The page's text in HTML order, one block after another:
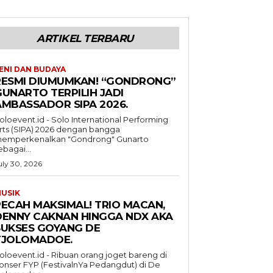
ARTIKEL TERBARU
DAN BUDAYA
DIUMUMKAN! “GONDRONG”
TERPILIH JADI
SIPA 2026.
- Solo International Performing
(SIPA) 2026 dengan bangga
"Gondrong" Gunarto
30, 2026
MAKSIMAL! TRIO MACAN,
CAKNAN HINGGA NDX AKA
GOYANG DE
- Ribuan orang joget bareng di
FYP (FestivalnYa Pedangdut) di De